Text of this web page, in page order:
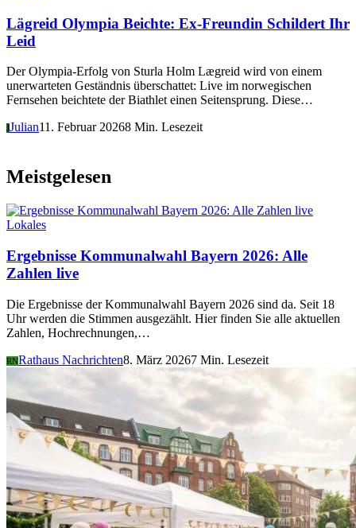
Lägreid Olympia Beichte: Ex-Freundin Schildert Ihr
Leid
Der Olympia-Erfolg von Sturla Holm Lægreid wird von einem
unerwarteten Geständnis überschattet: Live im norwegischen
Fernsehen beichtete der Biathlet einen Seitensprung. Diese…
JJulian11. Februar 20268 Min. Lesezeit
Meistgelesen
Lokales
Ergebnisse Kommunalwahl Bayern 2026: Alle
Zahlen live
Die Ergebnisse der Kommunalwahl Bayern 2026 sind da. Seit 18
Uhr werden die Stimmen ausgezählt. Hier finden Sie alle aktuellen
Zahlen, Hochrechnungen,…
RNRathaus Nachrichten8. März 20267 Min. Lesezeit